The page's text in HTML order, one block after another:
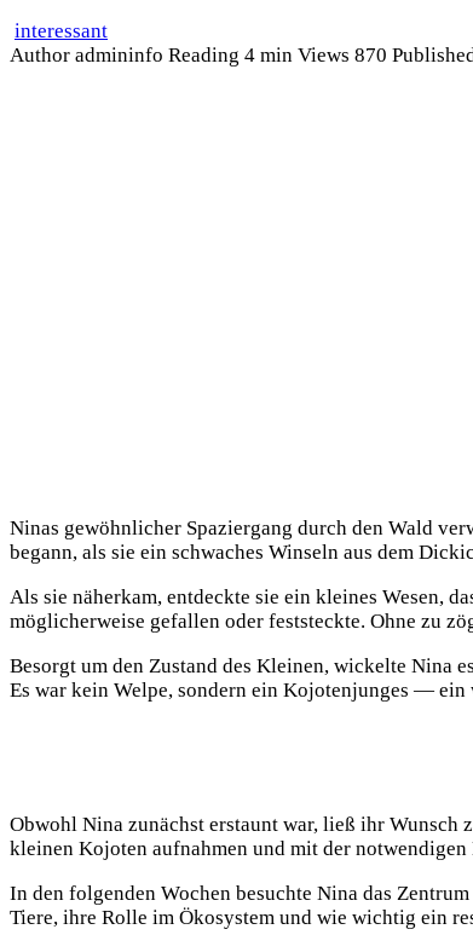
interessant
Author admininfo Reading 4 min Views 870
Ninas gewöhnlicher Spaziergang durch den Wald
begann, als sie ein schwaches Winseln aus dem
Als sie näherkam, entdeckte sie ein kleines Wesen,
möglicherweise gefallen oder feststeckte. Ohne zu
Besorgt um den Zustand des Kleinen, wickelte Nina
Es war kein Welpe, sondern ein Kojotenjunges — ein
Obwohl Nina zunächst erstaunt war, ließ ihr
kleinen Kojoten aufnahmen und mit der notwendigen
In den folgenden Wochen besuchte Nina das
Tiere, ihre Rolle im Ökosystem und wie wichtig ein